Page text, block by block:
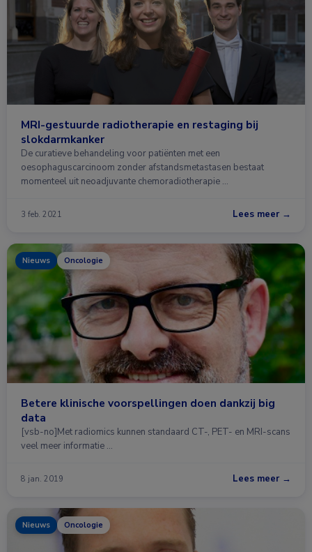
MRI-gestuurde radiotherapie en restaging bij
slokdarmkanker
De curatieve behandeling voor patiënten met een
oesophaguscarcinoom zonder afstandsmetastasen bestaat
momenteel uit neoadjuvante chemoradiotherapie …
3 feb. 2021 Lees meer →
Nieuws Oncologie
Betere klinische voorspellingen doen dankzij big
data
[vsb-no]Met radiomics kunnen standaard CT-, PET- en MRI-scans
veel meer informatie …
8 jan. 2019 Lees meer →
Nieuws Oncologie